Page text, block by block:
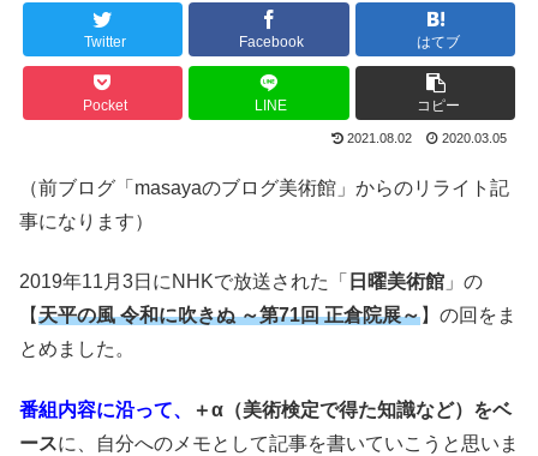
Twitter Facebook はてブ
Pocket LINE コピー
2021.08.02 2020.03.05
（前ブログ「masayaのブログ美術館」からのリライト記
事になります）
2019年11月3日にNHKで放送された「 日曜美術館 」の
【天平の風 令和に吹きぬ ～第71回 正倉院展～】の回をま
とめました。
番組内容に沿って、
＋α（美術検定で得た知識など）をベ
ースに、自分へのメモとして記事を書いていこうと思いま